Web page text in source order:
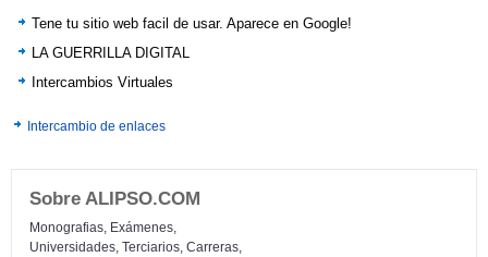
Tene tu sitio web facil de usar. Aparece en Google!
LA GUERRILLA DIGITAL
Intercambios Virtuales
Intercambio de enlaces
Sobre ALIPSO.COM
Monografias, Exámenes,
Universidades, Terciarios, Carreras,